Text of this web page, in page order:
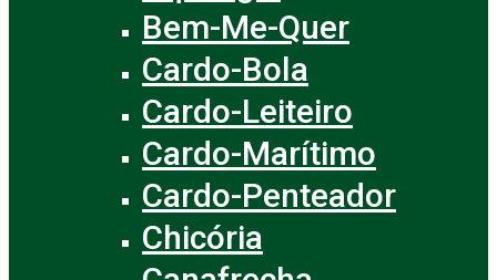
Bem-Me-Quer
Cardo-Bola
Cardo-Leiteiro
Cardo-Marítimo
Cardo-Penteador
Chicória